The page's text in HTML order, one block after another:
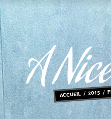
A ACCUEIL 2015